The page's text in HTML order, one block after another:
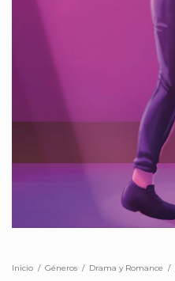
Inicio / Géneros / Drama y Romance /